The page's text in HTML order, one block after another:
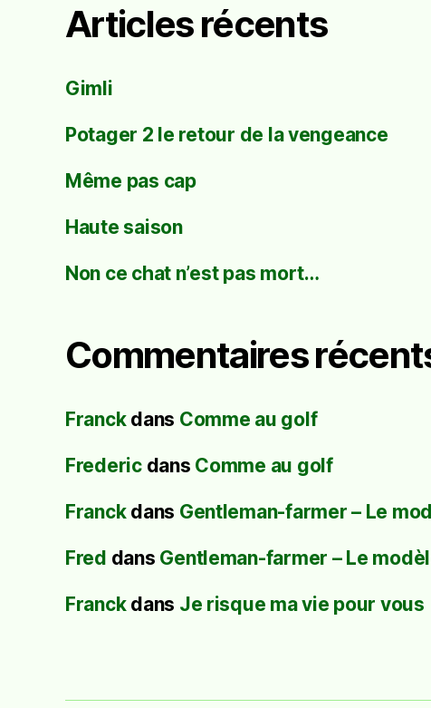
Articles récents
Gimli
Potager 2 le retour de la vengeance
Même pas cap
Haute saison
Non ce chat n’est pas mort…
Commentaires
Franckdans Comme au golf
Fredericdans Comme au golf
Franckdans Gentleman-farmer – Le
Fred dans Gentleman-farmer – Le
Franckdans Je risque ma vie pour vous